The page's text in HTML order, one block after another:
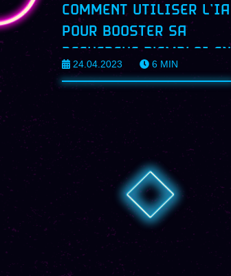
COMMENT UTILISER L’IA
POUR BOOSTER SA
RECHERCHE D’EMPLOI EN
2023
24.04.2023 6MIN